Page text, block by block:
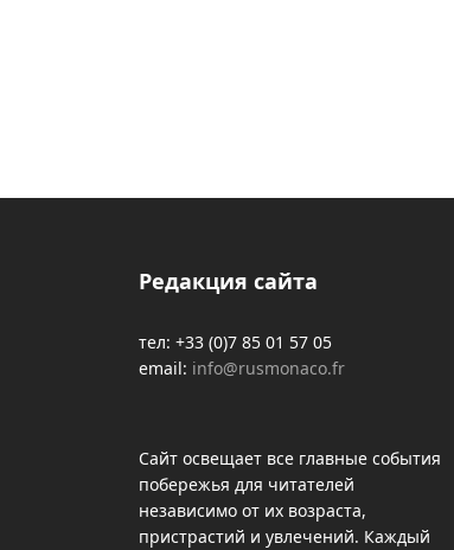
Редакция сайта
тел: +33 (0)7 85 01 57 05
email: info@rusmonaco.fr
Сайт освещает все главные события
побережья для читателей
независимо от их возраста,
пристрастий и увлечений. Каждый